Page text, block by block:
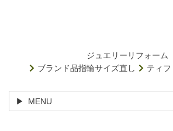
ジュエリーリフォーム
ブランド品指輪サイズ直し
ティ
MENU